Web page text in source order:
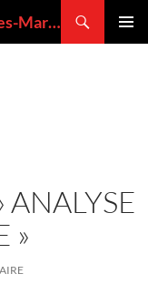
VOLCANMANIA : le blog de Jacques-Marie BARDINTZEFF, volcanologue
ANALYSE
»